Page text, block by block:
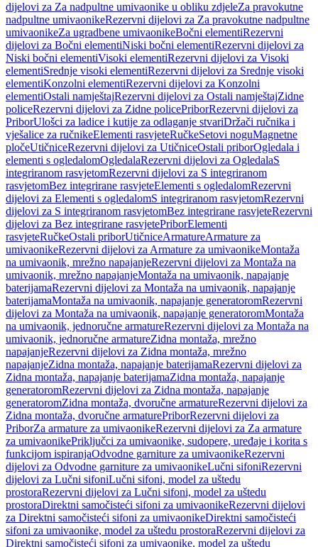
dijelovi za Za nadpultne umivaonike u obliku zdjeleZa pravokutne
nadpultne umivaonikeRezervni dijelovi za Za pravokutne nadpultne
umivaonikeZa ugradbene umivaonikeBočni elementiRezervni
dijelovi za Bočni elementiNiski bočni elementiRezervni dijelovi za
Niski bočni elementiVisoki elementiRezervni dijelovi za Visoki
elementiSrednje visoki elementiRezervni dijelovi za Srednje visoki
elementiKonzolni elementiRezervni dijelovi za Konzolni
elementiOstali namještajRezervni dijelovi za Ostali namještajZidne
policeRezervni dijelovi za Zidne policePriborRezervni dijelovi za
PriborUlošci za ladice i kutije za odlaganje stvariDržači ručnika i
vješalice za ručnikeElementi rasvjeteRučkeSetovi noguMagnetne
pločeUtičniceRezervni dijelovi za UtičniceOstali priborOgledala i
elementi s ogledalomOgledalaRezervni dijelovi za OgledalaS
integriranom rasvjetomRezervni dijelovi za S integriranom
rasvjetomBez integrirane rasvjeteElementi s ogledalomRezervni
dijelovi za Elementi s ogledalomS integriranom rasvjetomRezervni
dijelovi za S integriranom rasvjetomBez integrirane rasvjeteRezervni
dijelovi za Bez integrirane rasvjetePriborElementi
rasvjeteRučkeOstali priborUtičniceArmatureArmature za
umivaonikeRezervni dijelovi za Armature za umivaonikeMontaža
na umivaonik, mrežno napajanjeRezervni dijelovi za Montaža na
umivaonik, mrežno napajanjeMontaža na umivaonik, napajanje
baterijamaRezervni dijelovi za Montaža na umivaonik, napajanje
baterijamaMontaža na umivaonik, napajanje generatoromRezervni
dijelovi za Montaža na umivaonik, napajanje generatoromMontaža
na umivaonik, jednoručne armatureRezervni dijelovi za Montaža na
umivaonik, jednoručne armatureZidna montaža, mrežno
napajanjeRezervni dijelovi za Zidna montaža, mrežno
napajanjeZidna montaža, napajanje baterijamaRezervni dijelovi za
Zidna montaža, napajanje baterijamaZidna montaža, napajanje
generatoromRezervni dijelovi za Zidna montaža, napajanje
generatoromZidna montaža, dvoručne armatureRezervni dijelovi za
Zidna montaža, dvoručne armaturePriborRezervni dijelovi za
PriborZa armature za umivaonikeRezervni dijelovi za Za armature
za umivaonikePriključci za umivaonike, sudopere, uređaje i korita s
funkcijom ispiranjaOdvodne garniture za umivaonikeRezervni
dijelovi za Odvodne garniture za umivaonikeLučni sifoniRezervni
dijelovi za Lučni sifoniLučni sifoni, model za uštedu
prostoraRezervni dijelovi za Lučni sifoni, model za uštedu
prostoraDirektni samočisteći sifoni za umivaonikeRezervni dijelovi
za Direktni samočisteći sifoni za umivaonikeDirektni samočisteći
sifoni za umivaonike, model za uštedu prostoraRezervni dijelovi za
Direktni samočisteći sifoni za umivaonike, model za uštedu